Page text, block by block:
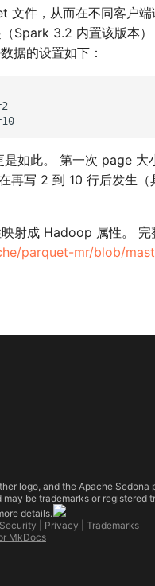
文件，从而在不同客户
Spark 3.2 内置该版本）
据的设置如下：
如此。 第一次 page 大
再写 2 到 10 行后发生（
射成 Hadoop 属性。
parquet-mr/blob/
logo, and the Apache
be trademarks or
details.
Security Privacy
Trademarks
MkDocs